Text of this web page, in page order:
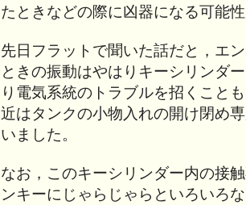
たときなどの際に凶器になる可能
先日フラットで聞いた話だと，エ
ときの振動はやはりキーシリンダ
り電気系統のトラブルを招くこと
近はタンクの小物入れの開け閉め
いました。
なお，このキーシリンダー内の接
ンキーにじゃらじゃらといろいろ